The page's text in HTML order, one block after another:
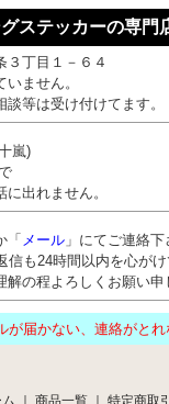
ステッカーの専門
３丁目１－６４
ません。
等は受け付けてます。
嵐)
出れません。
「 メール 」にてご連絡
信も24時間以内を心が
の程よろしくお願い申
が届かない、連絡が
｜ 商品一覧 ｜ 特定商取